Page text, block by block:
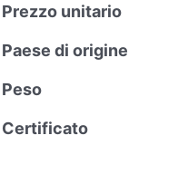
Prezzo unitario
Paese di origine
Peso
Certificato